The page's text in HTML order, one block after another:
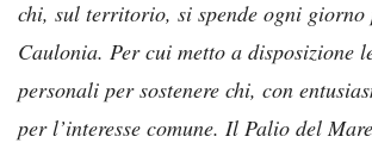
chi, sul territorio, si spende ogni giorno
Caulonia. Per cui metto a disposizione
personali per sostenere chi, con
per l’interesse comune. Il Palio del